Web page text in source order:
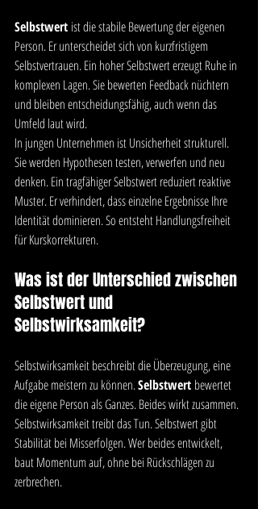
Selbstwert ist die stabile Bewertung der eigenen
Person. Er unterscheidet sich von kurzfristigem
Selbstvertrauen. Ein hoher Selbstwert erzeugt Ruhe in
komplexen Lagen. Sie bewerten Feedback nüchtern
und bleiben entscheidungsfähig, auch wenn das
Umfeld laut wird.
In jungen Unternehmen ist Unsicherheit strukturell.
Sie werden Hypothesen testen, verwerfen und neu
denken. Ein tragfähiger Selbstwert reduziert reaktive
Muster. Er verhindert, dass einzelne Ergebnisse Ihre
Identität dominieren. So entsteht Handlungsfreiheit
für Kurskorrekturen.
Was ist der Unterschied zwischen
Selbstwert und
Selbstwirksamkeit?
Selbstwirksamkeit beschreibt die Überzeugung, eine
Aufgabe meistern zu können. Selbstwert bewertet
die eigene Person als Ganzes. Beides wirkt zusammen.
Selbstwirksamkeit treibt das Tun. Selbstwert gibt
Stabilität bei Misserfolgen. Wer beides entwickelt,
baut Momentum auf, ohne bei Rückschlägen zu
zerbrechen.